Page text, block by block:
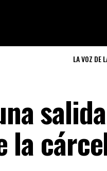
LA VOZ DE
la